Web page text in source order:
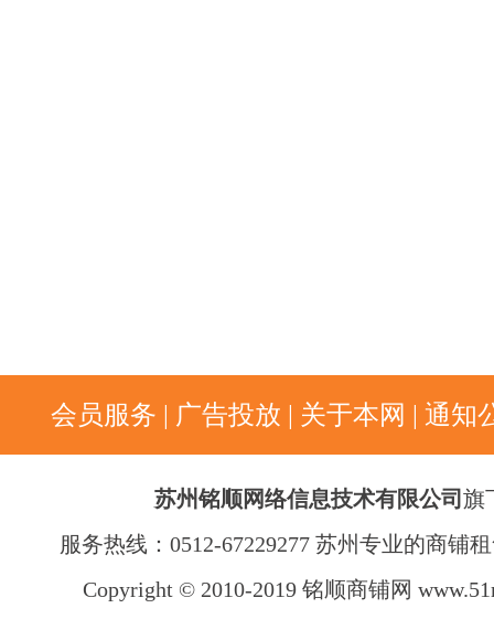
会员服务 | 广告投放 | 关于本网 | 通知
苏州铭顺网络信息技术有限公司 旗
服务热线：0512-67229277 苏州专业的商铺
Copyright © 2010-2019 铭顺商铺网